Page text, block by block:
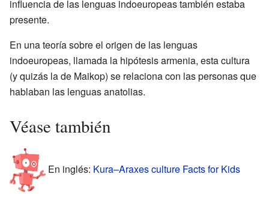
influencia de las lenguas indoeuropeas también estaba
presente.
En una teoría sobre el origen de las lenguas
indoeuropeas, llamada la hipótesis armenia, esta cultura
(y quizás la de Maikop) se relaciona con las personas que
hablaban las lenguas anatolias.
Véase también
En inglés: Kura–Araxes culture Facts for Kids